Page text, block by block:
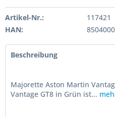
Artikel-Nr.:
117421
HAN:
Beschreibung
Majorette Aston Martin
Vantage GT8 in Grün ist...